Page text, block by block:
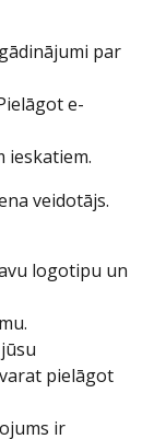
par
e-
ieskatiem.
veidotājs.
logotipu un
pielāgot
ir